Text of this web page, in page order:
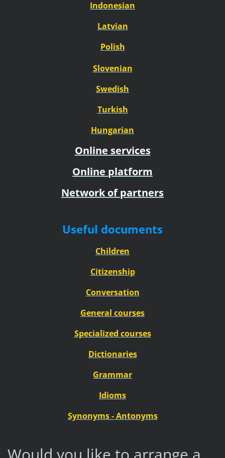
Indonesian
Latvian
Polish
Slovenian
Swedish
Turkish
Hungarian
Online services
Online platform
Network of partners
Useful documents
Children
Citizenship
Conversation
General courses
Specialized courses
Dictionaries
Grammar
Idioms
Synonyms - Antonyms